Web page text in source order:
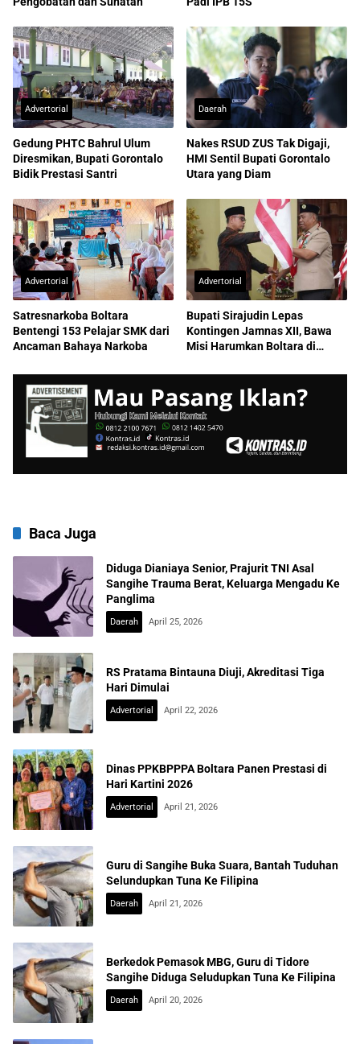
Advertorial
Gedung PHTC Bahrul Ulum
Diresmikan, Bupati Gorontalo
Bidik Prestasi Santri
Daerah
Nakes RSUD ZUS Tak Digaji,
HMI Sentil Bupati Gorontalo
Utara yang Diam
Advertorial
Satresnarkoba Boltara
Bentengi 153 Pelajar SMK dari
Ancaman Bahaya Narkoba
Advertorial
Bupati Sirajudin Lepas
Kontingen Jamnas XII, Bawa
Misi Harumkan Boltara di
Baca Juga
Diduga Dianiaya Senior, Prajurit TNI Asal
Sangihe Trauma Berat, Keluarga Mengadu Ke
Panglima
Daerah April 25, 2026
RS Pratama Bintauna Diuji, Akreditasi Tiga
Hari Dimulai
Advertorial April 22, 2026
Dinas PPKBPPPA Boltara Panen Prestasi di
Hari Kartini 2026
Advertorial April 21, 2026
Guru di Sangihe Buka Suara, Bantah Tuduhan
Selundupkan Tuna Ke Filipina
Daerah April 21, 2026
Berkedok Pemasok MBG, Guru di Tidore
Sangihe Diduga Seludupkan Tuna Ke Filipina
Daerah April 20, 2026